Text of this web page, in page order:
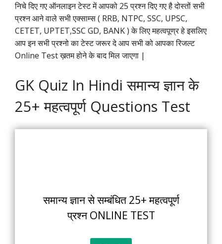
निचे दिए गए ऑनलाइन टेस्ट में आपको 25 प्रश्न दिए गए है दोस्तों सभी
प्रश्न आने वाले सभी एक्साम्स ( RRB, NTPC, SSC, UPSC,
CETET, UPTET,SSC GD, BANK ) के लिए महत्वपूण्र हे इसलिए
आप इन सभी प्रश्नो का टेस्ट जरूर दे आप सभी को आपका रिजल्ट
Online Test ख़तम होने के बाद मिल जाएगा |
GK Quiz In Hindi समान्य ज्ञान के
25+ महत्वपूर्ण Questions Test
समान्य ज्ञान से सम्बंधित 25+ महत्वपूर्ण
प्रश्न ONLINE TEST